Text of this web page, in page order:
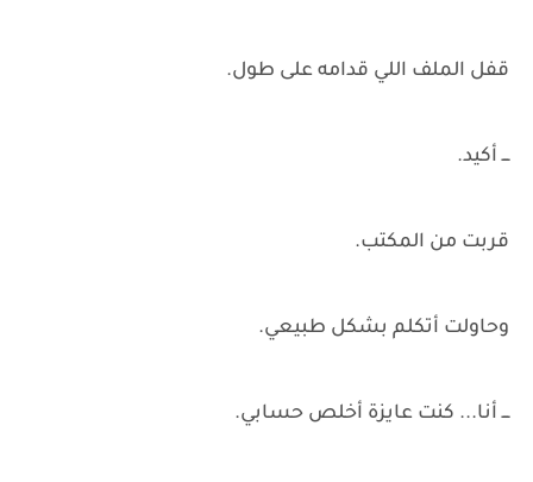
قفل الملف اللي قدامه على طول.
ـــ أكيد.
قربت من المكتب.
وحاولت أتكلم بشكل طبيعي.
ـــ أنا... كنت عايزة أخلص حسابي.